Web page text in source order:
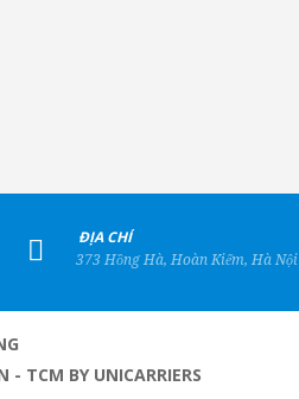
ĐỊA CHỈ
373 Hồng Hà, Hoàn Kiếm, Hà Nội
TCM BY UNICARRIERS